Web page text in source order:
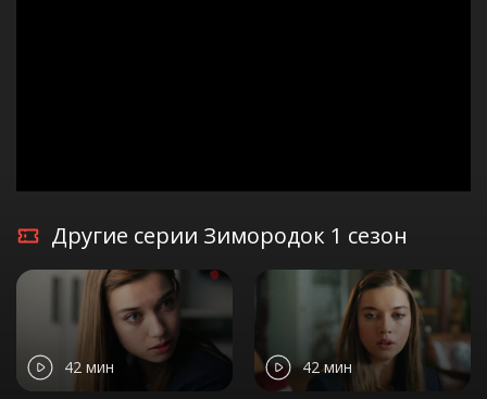
Другие серии Зимородок 1 сезон
42 мин 42 мин